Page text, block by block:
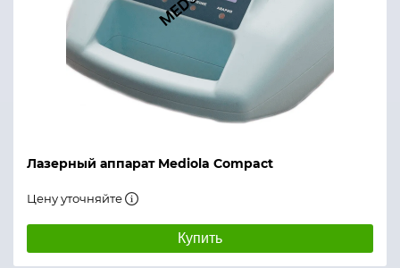
Лазерный аппарат Mediola Compact
Цену уточняйте
Купить